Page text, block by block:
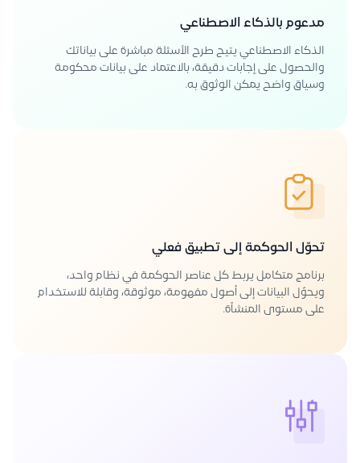
مدعوم بالذكاء الاصطناعي
الذكاء الاصطناعي يتيح طرح الأسئلة مباشرة على بياناتك
والحصول على إجابات دقيقة، بالاعتماد على بيانات محكومة
وسياق واضح يمكن الوثوق به.
تحوّل الحوكمة إلى تطبيق فعلي
برنامج متكامل يربط كل عناصر الحوكمة في نظام واحد،
ويحوّل البيانات إلى أصول مفهومة، موثوقة، وقابلة للاستخدام
على مستوى المنشأة.